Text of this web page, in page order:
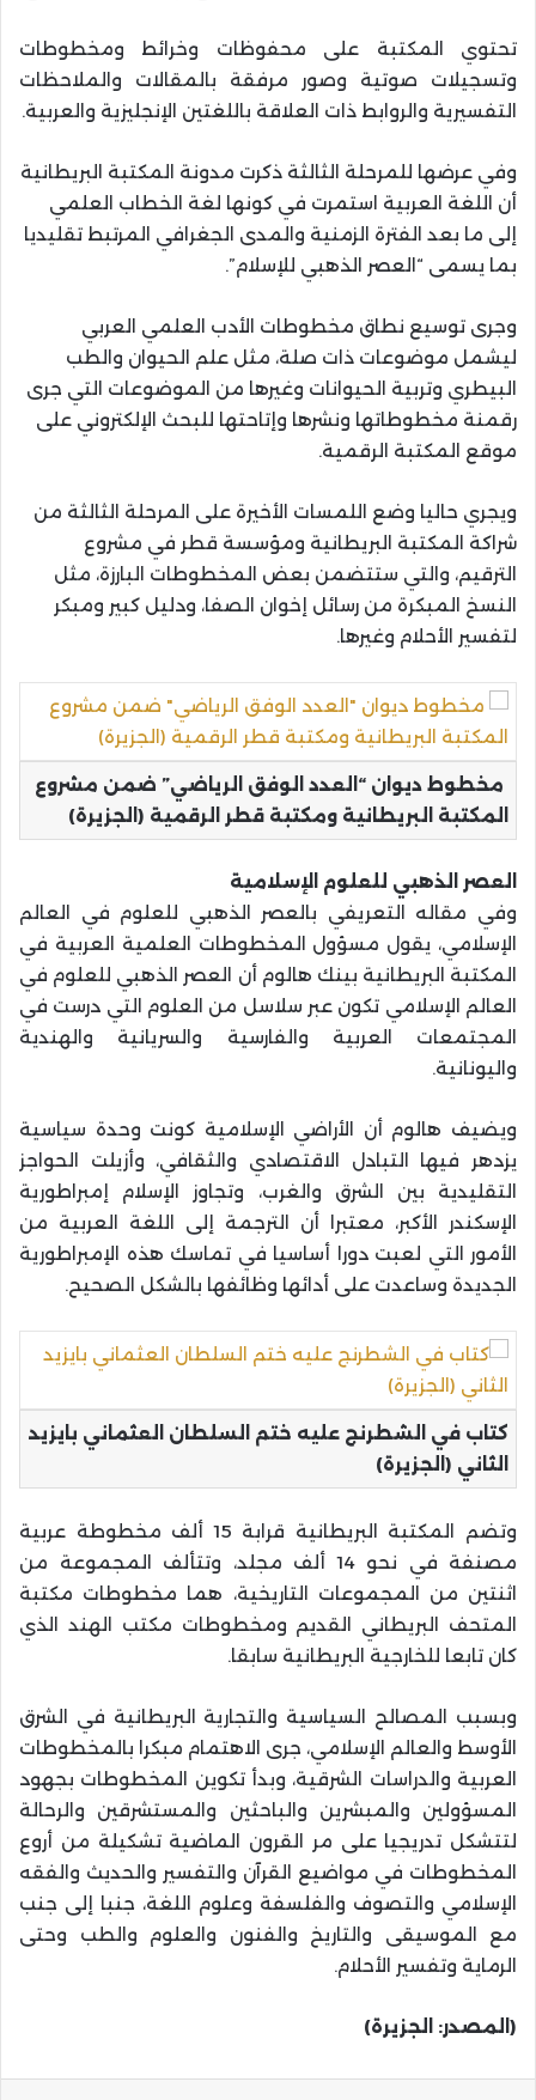
تحتوي المكتبة على محفوظات وخرائط ومخطوطات
وتسجيلات صوتية وصور مرفقة بالمقالات والملاحظات
التفسيرية والروابط ذات العلاقة باللغتين الإنجليزية والعربية.
وفي عرضها للمرحلة الثالثة ذكرت مدونة المكتبة البريطانية
أن اللغة العربية استمرت في كونها لغة الخطاب العلمي
إلى ما بعد الفترة الزمنية والمدى الجغرافي المرتبط تقليديا
بما يسمى “العصر الذهبي للإسلام”.
وجرى توسيع نطاق مخطوطات الأدب العلمي العربي
ليشمل موضوعات ذات صلة، مثل علم الحيوان والطب
البيطري وتربية الحيوانات وغيرها من الموضوعات التي جرى
رقمنة مخطوطاتها ونشرها وإتاحتها للبحث الإلكتروني على
موقع المكتبة الرقمية.
ويجري حاليا وضع اللمسات الأخيرة على المرحلة الثالثة من
شراكة المكتبة البريطانية ومؤسسة قطر في مشروع
الترقيم، والتي ستتضمن بعض المخطوطات البارزة، مثل
النسخ المبكرة من رسائل إخوان الصفا، ودليل كبير ومبكر
لتفسير الأحلام وغيرها.
مخطوط ديوان “العدد الوفق الرياضي” ضمن مشروع
المكتبة البريطانية ومكتبة قطر الرقمية (الجزيرة)
العصر الذهبي للعلوم الإسلامية
وفي مقاله التعريفي بالعصر الذهبي للعلوم في العالم
الإسلامي، يقول مسؤول المخطوطات العلمية العربية في
المكتبة البريطانية بينك هالوم أن العصر الذهبي للعلوم في
العالم الإسلامي تكون عبر سلاسل من العلوم التي درست في
المجتمعات العربية والفارسية والسريانية والهندية
واليونانية.
ويضيف هالوم أن الأراضي الإسلامية كونت وحدة سياسية
يزدهر فيها التبادل الاقتصادي والثقافي، وأزيلت الحواجز
التقليدية بين الشرق والغرب، وتجاوز الإسلام إمبراطورية
الإسكندر الأكبر، معتبرا أن الترجمة إلى اللغة العربية من
الأمور التي لعبت دورا أساسيا في تماسك هذه الإمبراطورية
الجديدة وساعدت على أدائها وظائفها بالشكل الصحيح.
كتاب في الشطرنج عليه ختم السلطان العثماني بايزيد
الثاني (الجزيرة)
وتضم المكتبة البريطانية قرابة 15 ألف مخطوطة عربية
مصنفة في نحو 14 ألف مجلد، وتتألف المجموعة من
اثنتين من المجموعات التاريخية، هما مخطوطات مكتبة
المتحف البريطاني القديم ومخطوطات مكتب الهند الذي
كان تابعا للخارجية البريطانية سابقا.
وبسبب المصالح السياسية والتجارية البريطانية في الشرق
الأوسط والعالم الإسلامي، جرى الاهتمام مبكرا بالمخطوطات
العربية والدراسات الشرقية، وبدأ تكوين المخطوطات بجهود
المسؤولين والمبشرين والباحثين والمستشرقين والرحالة
لتتشكل تدريجيا على مر القرون الماضية تشكيلة من أروع
المخطوطات في مواضيع القرآن والتفسير والحديث والفقه
الإسلامي والتصوف والفلسفة وعلوم اللغة، جنبا إلى جنب
مع الموسيقى والتاريخ والفنون والعلوم والطب وحتى
الرماية وتفسير الأحلام.
(المصدر: الجزيرة)